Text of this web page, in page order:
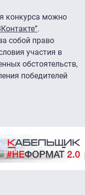
конкурса можно
.
собой право
участия в
обстоятельств,
победителей